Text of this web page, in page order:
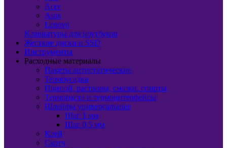
Acer
Asus
Lenovo
Клавиатуры для ноутбуков
Жесткие диски и SSD
Инструменты
Расходные материалы
Пакеты антистатические
Термоусадка
Припой, растворы, смазки, спирты
Термопаста и термоинтерфейсы
Шлейфы универсальные
Шаг 1 мм
Шаг 0,5 мм
Клей
Скотч